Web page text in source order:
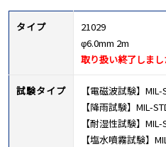
タイプ
21029
φ6.0mm 2m
取り扱い終了しま
試験タイプ
【電磁波試験】
【降雨試験】MIL-
【耐湿性試験】
【塩水噴霧試験】